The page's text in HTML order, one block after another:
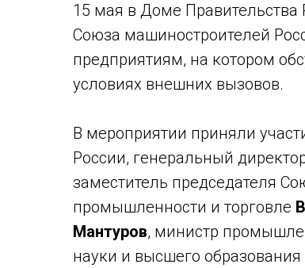
15 мая в Доме
Союза машиностроителей
предприятиям, на котором
условиях внешних вызовов.
В мероприятии приняли
России, генеральный
заместитель председателя
промышленности и торговле
Мантуров, министр
науки и высшего